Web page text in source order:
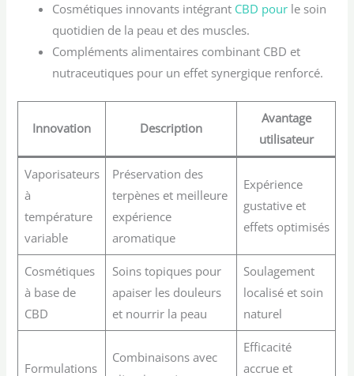
Cosmétiques innovants intégrant CBD pour le soin
quotidien de la peau et des muscles.
Compléments alimentaires combinant CBD et
nutraceutiques pour un effet synergique renforcé.
Innovation Description
Avantage
utilisateur
Vaporisateurs
à
température
variable
Préservation des
terpènes et meilleure
expérience
aromatique
Expérience
gustative et
effets optimisés
Cosmétiques
à base de
CBD
Soins topiques pour
apaiser les douleurs
et nourrir la peau
Soulagement
localisé et soin
naturel
Formulations
Combinaisons avec
Efficacité
accrue et